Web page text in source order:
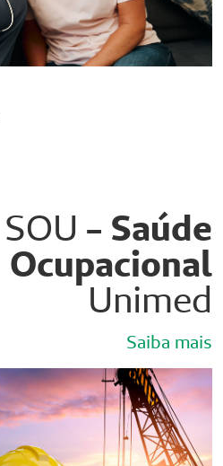
SOU - Saúde
Ocupacional
Unimed
Saiba mais